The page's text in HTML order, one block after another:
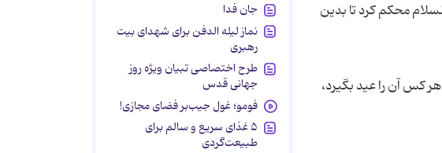
محکم کرد تا بدین
هر کس آن را عید بگیرد،
جان فدا
نماز لیله الدفن برای شهدای بیت
رهبری
طرح اختصاصی تبیان ویژه روز
جهانی قدس
فومو؛ غول جیب‌بر فضای مجازی!
۵ غذای سریع و سالم برای
طبیعت‌گردی